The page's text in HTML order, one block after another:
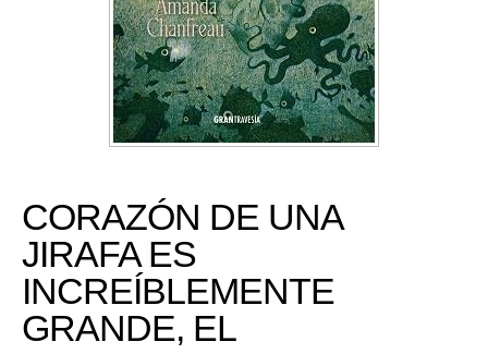
CORAZÓN DE UNA
JIRAFA ES
INCREÍBLEMENTE
GRANDE, EL